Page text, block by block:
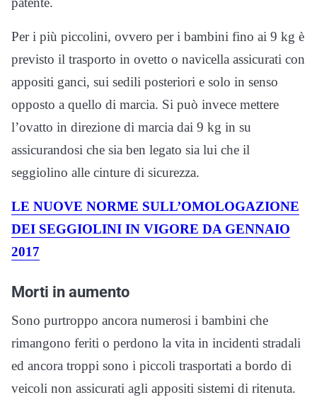
Per i più piccolini, ovvero per i bambini fino ai 9 kg è
previsto il trasporto in ovetto o navicella assicurati con
appositi ganci, sui sedili posteriori e solo in senso
opposto a quello di marcia. Si può invece mettere
l’ovatto in direzione di marcia dai 9 kg in su
assicurandosi che sia ben legato sia lui che il
seggiolino alle cinture di sicurezza.
LE NUOVE NORME SULL’OMOLOGAZIONE
DEI SEGGIOLINI IN VIGORE DA GENNAIO
2017
Morti in aumento
Sono purtroppo ancora numerosi i bambini che
rimangono feriti o perdono la vita in incidenti stradali
ed ancora troppi sono i piccoli trasportati a bordo di
veicoli non assicurati agli appositi sistemi di ritenuta.